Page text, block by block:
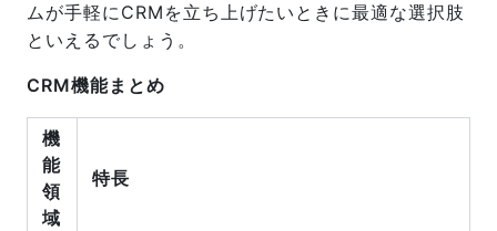
ムが手軽にCRMを立ち上げたいときに最適な選択肢
といえるでしょう。
CRM機能まとめ
機
能
領
域
特長